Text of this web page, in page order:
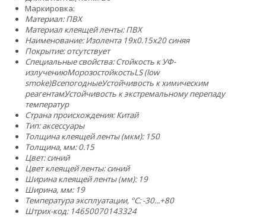
Маркировка:
Материал: ПВХ
Материал клеящей ленты: ПВХ
Наименование: Изолента 19х0.15х20 синяя
Покрытие: отсутствует
Специальные свойства:Стойкость к УФ-
излучениюМорозостойкостьLS (low
smoke)ВсепогодныеУстойчивость к химическим
реагентамУстойчивость к экстремальному перепаду
температур
Страна происхождения: Китай
Тип: аксессуары
Толщина клеящей ленты (мкм): 150
Толщина, мм: 0.15
Цвет: синий
Цвет клеящей ленты: синий
Ширина клеящей ленты (мм): 19
Ширина, мм: 19
Температура эксплуатации, °C: -30...+80
Штрих-код: 14650070143324